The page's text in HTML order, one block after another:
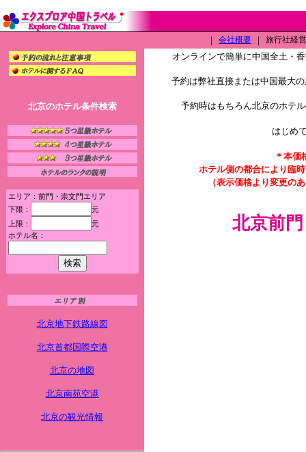
｜ 会社概要 ｜ 旅行社経
北京のホテル条件検索
エリア：前門・崇文門エリア
下限：
元
上限：
元
ホテル名：
北京地下鉄路線図
北京首都国際空港
北京の地図
北京南苑空港
北京の観光情報
オンラインで簡単に中国全土・
予約は弊社直接または中国最大
予約時はもちろん北京のホテ
はじめ
＊本価
ホテル側の都合により臨
（表示価格より変更の
北京前